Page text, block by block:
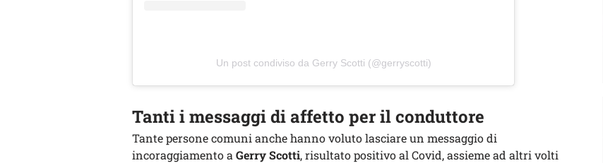
Un post condiviso da Gerry Scotti (@gerryscotti)
Tanti i messaggi di affetto per il conduttore
Tante persone comuni anche hanno voluto lasciare un messaggio di
incoraggiamento a Gerry Scotti, risultato positivo al Covid, assieme ad altri volti